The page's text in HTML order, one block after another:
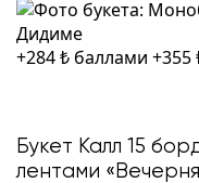
+284 ₺ баллами +355
Букет Калл 15
лентами